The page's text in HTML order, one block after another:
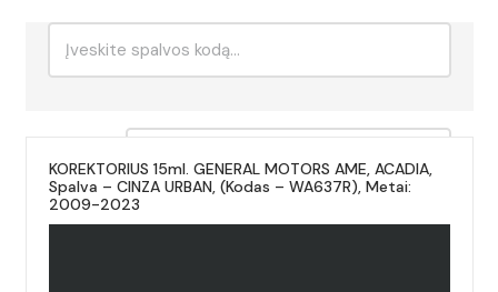
KOREKTORIUS 15ml. GENERAL MOTORS AME, ACADIA,
Spalva – CINZA URBAN, (Kodas – WA637R), Metai:
2009-2023